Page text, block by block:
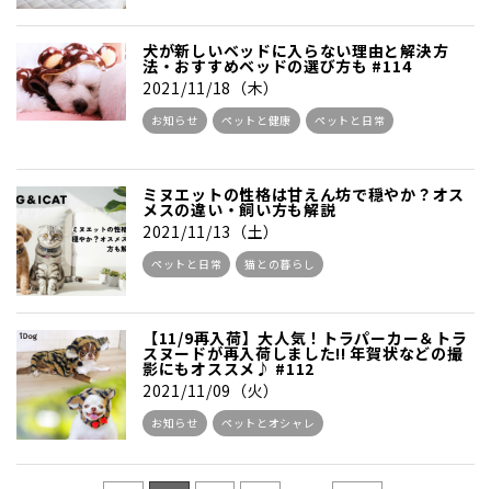
犬が新しいベッドに入らない理由と解決方
法・おすすめベッドの選び方も #114
2021/11/18（木）
お知らせ ペットと健康 ペットと日常
ミヌエットの性格は甘えん坊で穏やか？オス
メスの違い・飼い方も解説
2021/11/13（土）
ペットと日常 猫との暮らし
【11/9再入荷】大人気！トラパーカー＆トラ
スヌードが再入荷しました!! 年賀状などの撮
影にもオススメ♪ #112
2021/11/09（火）
お知らせ ペットとオシャレ